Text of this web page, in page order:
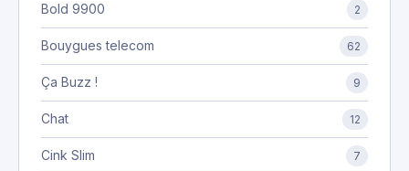
Bold 9900 2
Bouygues telecom 62
Ça Buzz ! 9
Chat 12
Cink Slim 7